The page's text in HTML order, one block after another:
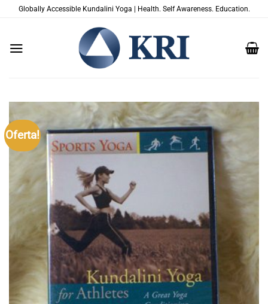
Globally Accessible Kundalini Yoga | Health. Self Awareness. Education.
Oferta!